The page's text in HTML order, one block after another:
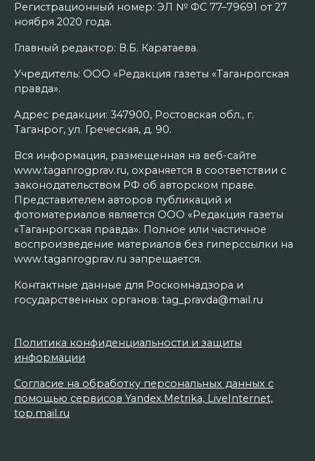
Регистрационный номер: ЭЛ № ФС 77–79691 от 27
ноября 2020 года.
Главный редактор: В.Б. Каратаева.
Учредитель: ООО «Редакция газеты «Таганрогская
правда».
Адрес редакции: 347900, Ростовская обл., г.
Таганрог, ул. Греческая, д. 90.
Вся информация, размещенная на веб-сайте
www.taganrogprav.ru, охраняется в соответствии с
законодательством РФ об авторском праве.
Представителем авторов публикаций и
фотоматериалов является ООО «Редакция газеты
«Таганрогская правда». Полное или частичное
воспроизведение материалов без гиперссылки на
www.taganrogprav.ru запрещается.
Контактные данные для Роскомнадзора и
государственных органов: tag_pravda@mail.ru
Политика конфиденциальности и защиты
информации
Согласие на обработку персональных данных с
помощью сервисов Yandex.Metrika, LiveInternet,
top.mail.ru